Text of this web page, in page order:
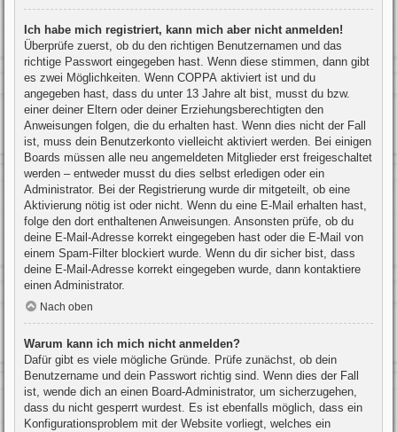
Ich habe mich registriert, kann mich aber nicht anmelden!
Überprüfe zuerst, ob du den richtigen Benutzernamen und das
richtige Passwort eingegeben hast. Wenn diese stimmen, dann gibt
es zwei Möglichkeiten. Wenn COPPA aktiviert ist und du
angegeben hast, dass du unter 13 Jahre alt bist, musst du bzw.
einer deiner Eltern oder deiner Erziehungsberechtigten den
Anweisungen folgen, die du erhalten hast. Wenn dies nicht der Fall
ist, muss dein Benutzerkonto vielleicht aktiviert werden. Bei einigen
Boards müssen alle neu angemeldeten Mitglieder erst freigeschaltet
werden – entweder musst du dies selbst erledigen oder ein
Administrator. Bei der Registrierung wurde dir mitgeteilt, ob eine
Aktivierung nötig ist oder nicht. Wenn du eine E-Mail erhalten hast,
folge den dort enthaltenen Anweisungen. Ansonsten prüfe, ob du
deine E-Mail-Adresse korrekt eingegeben hast oder die E-Mail von
einem Spam-Filter blockiert wurde. Wenn du dir sicher bist, dass
deine E-Mail-Adresse korrekt eingegeben wurde, dann kontaktiere
einen Administrator.
Nach oben
Warum kann ich mich nicht anmelden?
Dafür gibt es viele mögliche Gründe. Prüfe zunächst, ob dein
Benutzername und dein Passwort richtig sind. Wenn dies der Fall
ist, wende dich an einen Board-Administrator, um sicherzugehen,
dass du nicht gesperrt wurdest. Es ist ebenfalls möglich, dass ein
Konfigurationsproblem mit der Website vorliegt, welches ein